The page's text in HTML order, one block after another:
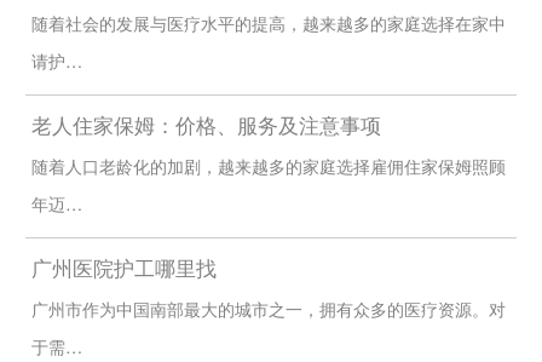
随着社会的发展与医疗水平的提高，越来越多的家庭选择在家中
请护…
老人住家保姆：价格、服务及注意事项
随着人口老龄化的加剧，越来越多的家庭选择雇佣住家保姆照顾
年迈…
广州医院护工哪里找
广州市作为中国南部最大的城市之一，拥有众多的医疗资源。对
于需…